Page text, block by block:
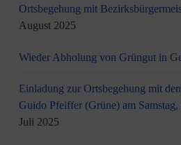
Ortsbegehung mit
August 2025
Wieder Abholung von Grüngut in
Einladung zur Ortsbegehung mit
Guido Pfeiffer (Grüne) am
Juli 2025